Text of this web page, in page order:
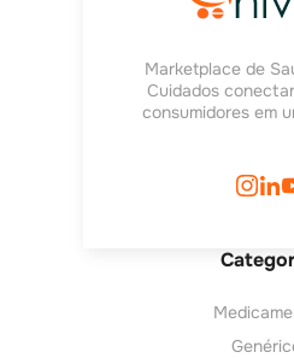
Marketplace de
Cuidados
consumidores em